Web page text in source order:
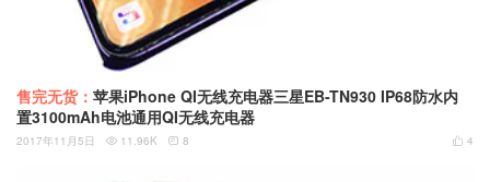
售完无货： 苹果iPhone QI无线充电器三星EB-TN930 IP68防水内
置3100mAh电池通用QI无线充电器
 4
2017年11月5日  11.96K  8